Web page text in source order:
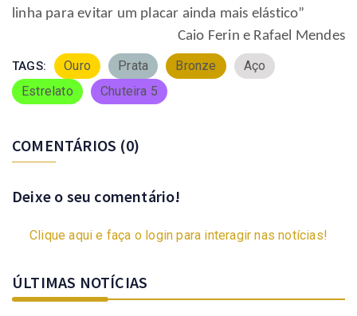
linha para evitar um placar ainda mais elástico”
Caio Ferin e Rafael Mendes
TAGS: Ouro Prata Bronze
Aço
Estrelato
Chuteira 5
COMENTÁRIOS (0)
Deixe o seu comentário!
Clique aqui e faça o login para interagir nas notícias!
ÚLTIMAS NOTÍCIAS